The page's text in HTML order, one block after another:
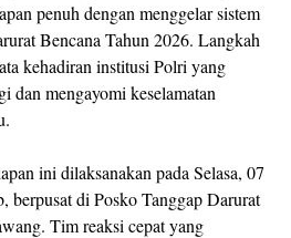
penuh dengan menggelar sistem
Bencana Tahun 2026. Langkah
kehadiran institusi Polri yang
dan mengayomi keselamatan
ini dilaksanakan pada Selasa, 07
di Posko Tanggap Darurat
Tim reaksi cepat yang